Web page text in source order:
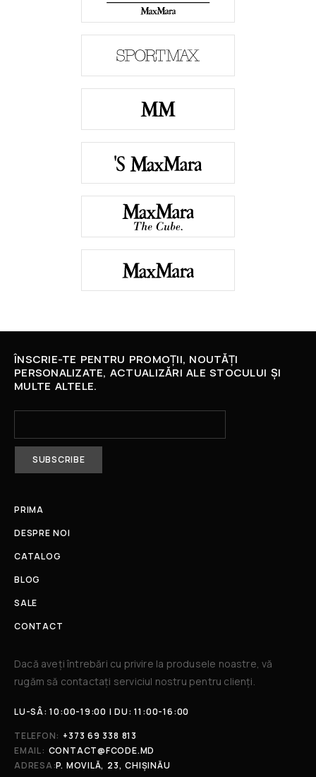
ÎNSCRIE-TE PENTRU PROMOȚII, NOUTĂȚI
PERSONALIZATE, ACTUALIZĂRI ALE STOCULUI ȘI
MULTE ALTELE.
PRIMA
DESPRE NOI
CATALOG
BLOG
SALE
CONTACT
Dacă aveți întrebări cu privire la produsele noastre, vă
rugăm să contactați serviciul nostru pentru clienți.​
LU-SÂ: 10:00-19:00 | DU: 11:00-16:00
TELEFON: +373 69 338 813
EMAIL: CONTACT@FCODE.MD
ADRESA:P. MOVILĂ, 23, CHIȘINĂU